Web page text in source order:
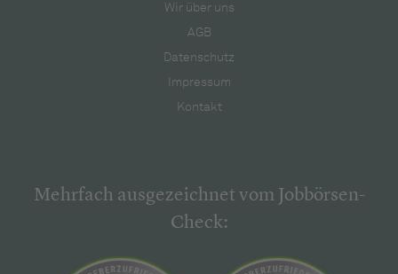
Wir über uns
AGB
Datenschutz
Impressum
Kontakt
Mehrfach ausgezeichnet vom Jobbörsen-
Check: